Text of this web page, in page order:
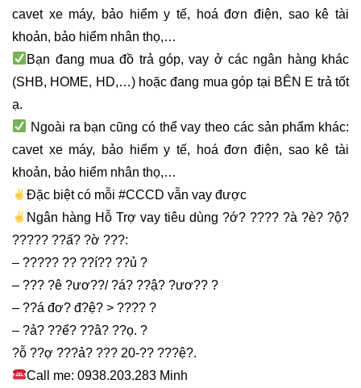
cavet xe máy, bảo hiểm y tế, hoá đơn điện, sao kê tài
khoản, bảo hiểm nhân thọ,…
Bạn đang mua đồ trả góp, vay ở các ngân hàng khác
(SHB, HOME, HD,…) hoặc đang mua góp tại BÊN E trả tốt
ạ.
Ngoài ra bạn cũng có thể vay theo các sản phẩm khác:
cavet xe máy, bảo hiểm y tế, hoá đơn điện, sao kê tài
khoản, bảo hiểm nhân thọ,…
Đặc biệt có mỗi #CCCD vẫn vay được
Ngân hàng Hỗ Trợ vay tiêu dùng ?ớ? ???? ?à ?è? ?ộ?
????? ??ấ? ?ờ ???:
– ????? ?? ??í?? ??ủ ?
– ??? ?ê ?ươ??/ ?á? ??ậ? ?ươ?? ?
– ??á đơ? đ?ệ? > ???? ?
– ?ả? ??ể? ??â? ??ọ. ?
?ỗ ??ợ ???ả? ??? 20-?? ???ệ?.
Call me: 0938.203.283 Minh